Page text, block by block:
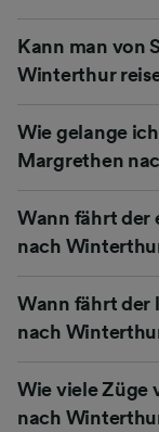
Kann man von
Winterthur
Wie gelange
Margrethen
Wann fährt der
nach
Wann fährt der
nach
Wie viele Züge
nach